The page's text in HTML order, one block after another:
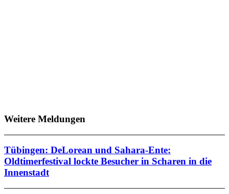
Weitere Meldungen
Tübingen: DeLorean und Sahara-Ente:
Oldtimerfestival lockte Besucher in Scharen in die
Innenstadt